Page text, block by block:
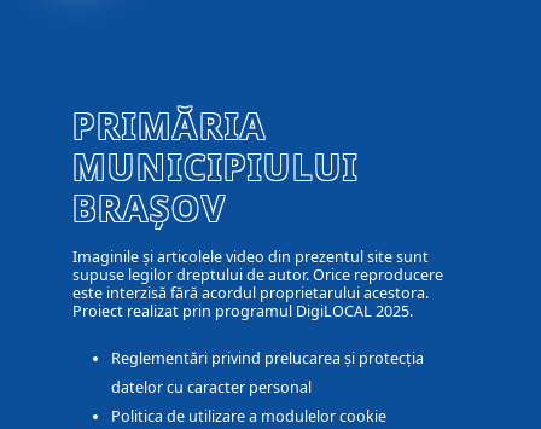
PRIMĂRIA
MUNICIPIULUI
BRAȘOV
Imaginile și articolele video din prezentul site sunt
supuse legilor dreptului de autor. Orice reproducere
este interzisă fără acordul proprietarului acestora.
Proiect realizat prin programul DigiLOCAL 2025.
Reglementări privind prelucarea și protecția
datelor cu caracter personal
Politica de utilizare a modulelor cookie